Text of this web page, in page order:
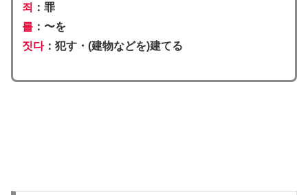
죄 ：罪
를：〜を
짓다：犯す・(建物などを)建てる